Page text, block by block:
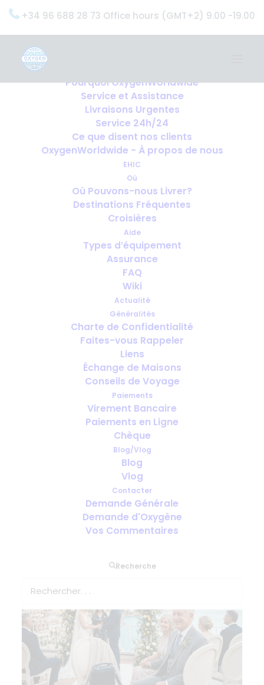
+34 96 688 28 73 Office hours (GMT+2) 9.00 -19.00
OxygenWorldwide (Ce que nous faisons)
Pourquoi OxygenWorldwide
Service et Assistance
Livraisons Urgentes
Service 24h/24
Ce que disent nos clients
OxygenWorldwide - À propos de nous
EHIC
Où
Où Pouvons-nous Livrer?
Destinations Fréquentes
Croisières
Aide
Types d’équipement
Assurance
FAQ
Wiki
Actualité
Généralités
Charte de Confidentialité
Faites-vous Rappeler
Liens
Échange de Maisons
Conseils de Voyage
Paiements
Virement Bancaire
Paiements en Ligne
Chèque
Blog/Vlog
Blog
Vlog
Contacter
Demande Générale
Demande d'Oxygène
Vos Commentaires
Recherche
Combien de temps à l’avance faut-
il prévoir l’oxygène pour le voyage ?
Voyages d’affaires avec oxygène
médical : que faut-il prévoir avant